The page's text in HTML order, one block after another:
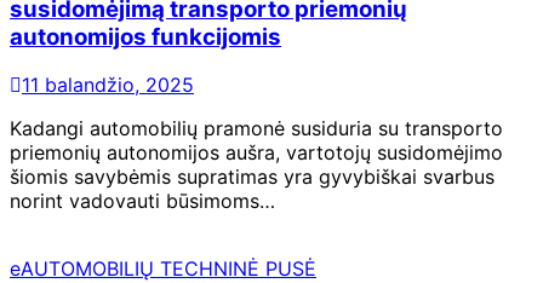
susidomėjimą transporto priemonių
autonomijos funkcijomis
11 balandžio, 2025
Kadangi automobilių pramonė susiduria su transporto
priemonių autonomijos aušra, vartotojų susidomėjimo
šiomis savybėmis supratimas yra gyvybiškai svarbus
norint vadovauti būsimoms…
eAUTOMOBILIŲ TECHNINĖ PUSĖ